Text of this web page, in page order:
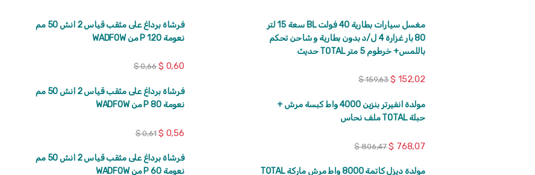
مغسل سيارات بطارية 40 فولت BL سعة 15 لتر
80 بار غزارة 4 ل/د بدون بطارية و شاحن تحكم
باللمس+ خرطوم 5 متر TOTAL حديث
$ 152,02
$159,63
مولدة انفيرتر بنزين 4000 واط كبسة مرش +
حبلة TOTAL ملف نحاس
$ 768,07
$806,47
مولدة ديزل كاتمة 8000 واط مرش ماركة TOTAL
فرشاة برداغ على مثقب قياس 2 انش 50 مم
نعومة 120 P من WADFOW
$ 0,60
$0,66
فرشاة برداغ على مثقب قياس 2 انش 50 مم
نعومة 80 P من WADFOW
$ 0,56
$0,61
فرشاة برداغ على مثقب قياس 2 انش 50 مم
نعومة 60 P من WADFOW